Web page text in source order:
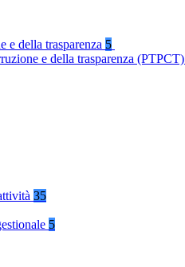
e della trasparenza 5
e della trasparenza (PTPCT)
35
5